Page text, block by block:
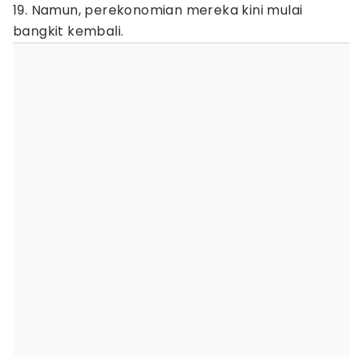
19. Namun, perekonomian mereka kini mulai
bangkit kembali.